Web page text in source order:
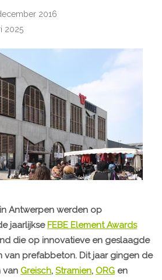
2016
2025
Antwerpen werden op
jaarlijkse FEBE Element Awards
die op innovatieve en geslaagde
van prefabbeton. Dit jaar gingen de
van Greisch, Stramien, ORG en